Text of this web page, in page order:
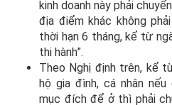
kinh doanh này phải
địa điểm khác không
thời hạn 6 tháng, kể từ
thi hành”.
Theo Nghị định trên, kể
hộ gia đình, cá nhân
mục đích để ở thì phải